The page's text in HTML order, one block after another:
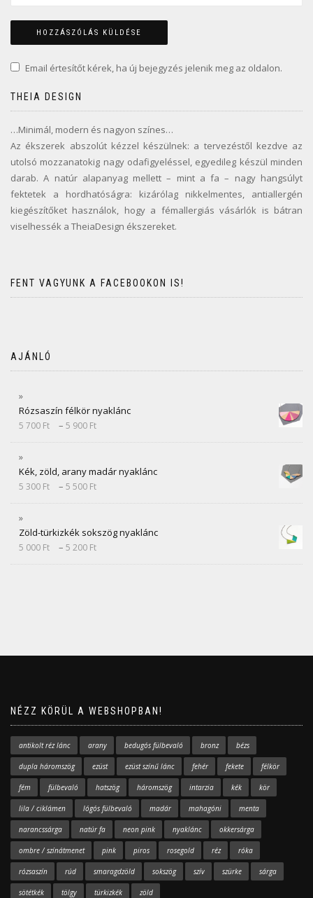
Email értesítőt kérek, ha új bejegyzés jelenik meg az oldalon.
THEIA DESIGN
…Minimál, modern és nagyon színes…
Az ékszerek abszolút kézzel készülnek: a tervezéstől kezdve az
utolsó mozzanatokig nagy odafigyeléssel, egyedileg készül minden
darab. A natúr alapanyag mellett – mint a fa – nagy hangsúlyt
fektetek a hordhatóságra: kizárólag nikkelmentes, antiallergén
kiegészítőket használok, hogy a fémallergiás vásárlók is bátran
viselhessék a TheiaDesign ékszereket.
FENT VAGYUNK A FACEBOOKON IS!
AJÁNLÓ
Rózsaszín félkör nyaklánc
5 700 Ft – 5 900 Ft
Kék, zöld, arany madár nyaklánc
5 300 Ft – 5 500 Ft
Zöld-türkizkék sokszög nyaklánc
5 000 Ft – 5 200 Ft
NÉZZ KÖRÜL A WEBSHOPBAN!
antikolt réz lánc arany bedugós fülbevaló bronz bézs
dupla háromszög ezüst ezüst színű lánc fehér fekete félkör
fém fülbevaló hatszög háromszög intarzia kék kör
lila / ciklámen lógós fülbevaló madár mahagóni menta
narancssárga natúr fa neon pink nyaklánc okkersárga
ombre / színátmenet pink piros rosegold réz róka
rózsaszín rúd smaragdzöld sokszög szív szürke sárga
sötétkék tölgy türkizkék zöld